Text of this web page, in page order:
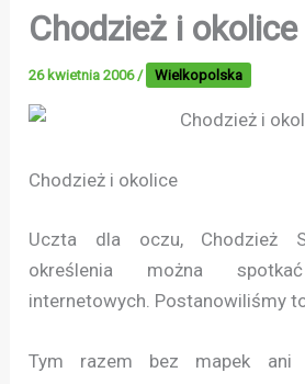
Chodzież i okolice
26 kwietnia 2006/ Wielkopolska
Chodzież i okolice
Uczta dla oczu, Chodzież
określenia można
internetowych. Postanowiliśmy
Tym razem bez mapek ani